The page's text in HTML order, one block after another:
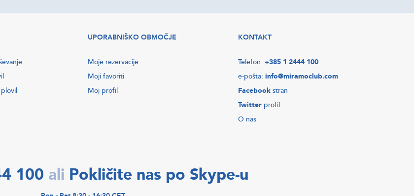
UPORABNIŠKO OBMOČJE
Moje rezervacije
Moji favoriti
Moj profil
KONTAKT
Telefon: +385 1 2444 100
e-pošta: info@miramoclub.com
Facebook stran
Twitter profil
O nas
100 ali Pokličite nas po Skype-u